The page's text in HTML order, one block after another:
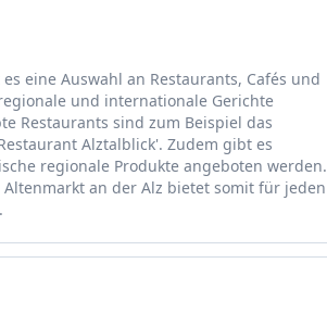
eine Auswahl an Restaurants, Cafés und
und internationale Gerichte
Restaurants sind zum Beispiel das
Alztalblick'. Zudem gibt es
regionale Produkte angeboten werden.
Altenmarkt an der Alz bietet somit für jeden